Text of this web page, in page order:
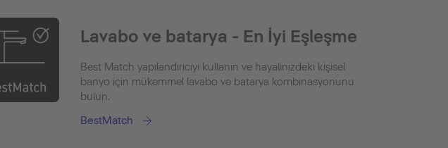
Lavabo ve batarya - En İyi Eşleşme
Best Match yapılandırıcıyı kullanın ve hayalinizdeki kişisel
banyo için mükemmel lavabo ve batarya kombinasyonunu
bulun.
BestMatch